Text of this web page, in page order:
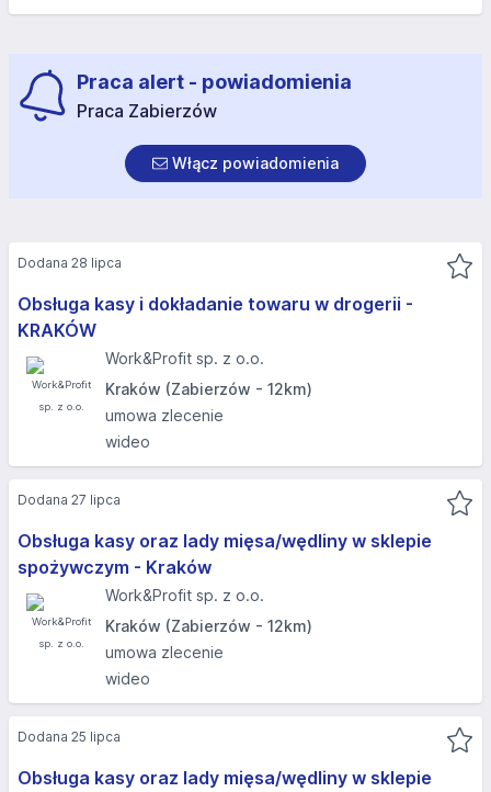
Praca alert - powiadomienia
Praca Zabierzów
Włącz powiadomienia
Obsługa kasy i dokładanie towaru w drogerii -
KRAKÓW
Work&Profit sp. z o.o.
Kraków (Zabierzów - 12km)
umowa zlecenie
wideo
Dodana 28 lipca
Obsługa kasy oraz lady mięsa/wędliny w sklepie
spożywczym - Kraków
Work&Profit sp. z o.o.
Kraków (Zabierzów - 12km)
umowa zlecenie
wideo
Dodana 27 lipca
Obsługa kasy oraz lady mięsa/wędliny w sklepie
Dodana 25 lipca